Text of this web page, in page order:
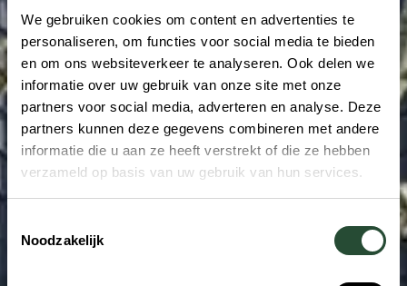
We gebruiken cookies om content en advertenties te
personaliseren, om functies voor social media te bieden
en om ons websiteverkeer te analyseren. Ook delen we
informatie over uw gebruik van onze site met onze
partners voor social media, adverteren en analyse. Deze
partners kunnen deze gegevens combineren met andere
informatie die u aan ze heeft verstrekt of die ze hebben
verzameld op basis van uw gebruik van hun services.
Noodzakelijk
Betrokken